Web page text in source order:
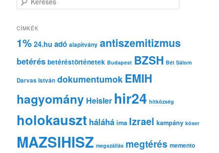
e
e
é
CÍMKÉK
1% 24.hu adó alapítvány antiszemitizmus
betérés betéréstörténetek Budapest BZSH Bét Sálom
Darvas István dokumentumok EMIH
hagyomány Heisler hir24 hitközség
holokauszt háláhá ima Izrael kampány kóser
MAZSIHISZ megszállás megtérés memento